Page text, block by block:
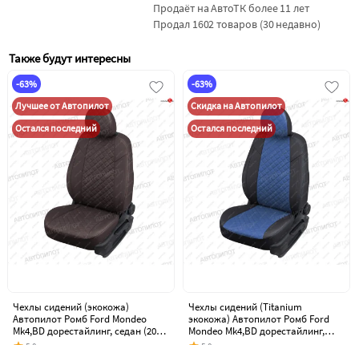
Продаёт на АвтоТК более 11 лет
Продал 1602 товаров (30 недавно)
Также будут интересны
-63%
Лучшее от Автопилот
Остался последний
Чехлы сидений (экокожа)
Автопилот Ромб Ford Mondeo
Mk4,BD дорестайлинг, седан (2007-
-63%
Скидка на Автопилот
Остался последний
Чехлы сидений (Titanium
экокожа) Автопилот Ромб Ford
Mondeo Mk4,BD дорестайлинг,